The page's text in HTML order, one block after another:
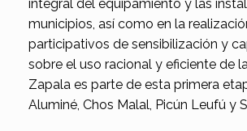
integral del equipamiento y las
municipios, así como en la
participativos de sensibilización y
sobre el uso racional y eficiente de
Zapala es parte de esta primera
Aluminé, Chos Malal, Picún Leufú y